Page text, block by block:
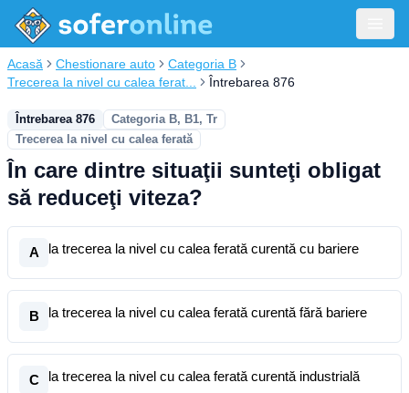
Acasă Chestionare auto
Categoria B
Trecerea la nivel cu calea ferat...
Întrebarea 876
Întrebarea 876
Categoria B, B1, Tr
Trecerea la nivel cu calea ferată
În care dintre situaţii sunteţi obligat
să reduceţi viteza?
A la trecerea la nivel cu calea ferată curentă cu bariere
B la trecerea la nivel cu calea ferată curentă fără bariere
C la trecerea la nivel cu calea ferată curentă industrială